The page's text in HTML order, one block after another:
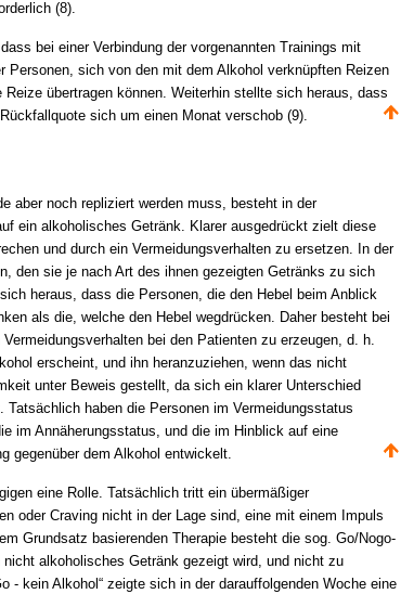
(8).
bei einer Verbindung der vorgenannten Trainings mit
Personen, sich von den mit dem Alkohol verknüpften Reizen
übertragen können. Weiterhin stellte sich heraus, dass
sich um einen Monat verschob (9).
aber noch repliziert werden muss, besteht in der
ein alkoholisches Getränk. Klarer ausgedrückt zielt diese
und durch ein Vermeidungsverhalten zu ersetzen. In der
den sie je nach Art des ihnen gezeigten Getränks zu sich
heraus, dass die Personen, die den Hebel beim Anblick
als die, welche den Hebel wegdrücken. Daher besteht bei
bei den Patienten zu erzeugen, d. h.
erscheint, und ihn heranzuziehen, wenn das nicht
unter Beweis gestellt, da sich ein klarer Unterschied
haben die Personen im Vermeidungsstatus
im Annäherungsstatus, und die im Hinblick auf eine
gegenüber dem Alkohol entwickelt.
eine Rolle. Tatsächlich tritt ein übermäßiger
oder Craving nicht in der Lage sind, eine mit einem Impuls
Grundsatz basierenden Therapie besteht die sog. Go/Nogo-
alkoholisches Getränk gezeigt wird, und nicht zu
- kein Alkohol“ zeigte sich in der darauffolgenden Woche eine